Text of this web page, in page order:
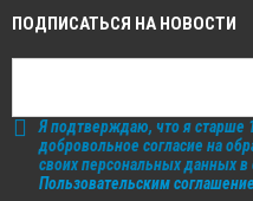
ПОДПИСАТЬСЯ НА НОВОСТИ
Я подтверждаю, что я старше
добровольное согласие на
своих персональных данных в
Пользовательским